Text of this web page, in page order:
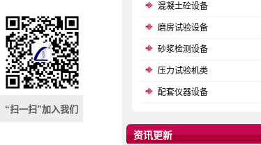
混凝土砼设备
磨房试验设备
砂浆检测设备
压力试验机类
配套仪器设备
资讯更新
“扫一扫”加入我们